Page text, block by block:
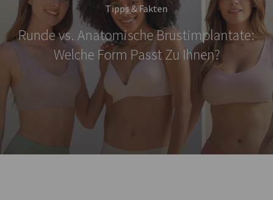
Tipps & Fakten
Runde vs. Anatomische Brustimplantate:
Welche Form Passt Zu Ihnen?